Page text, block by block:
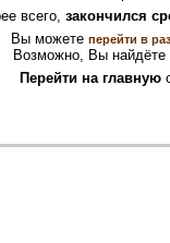
всего, закончился
Вы можете перейти в
Возможно, Вы найдёте
Перейти на главную